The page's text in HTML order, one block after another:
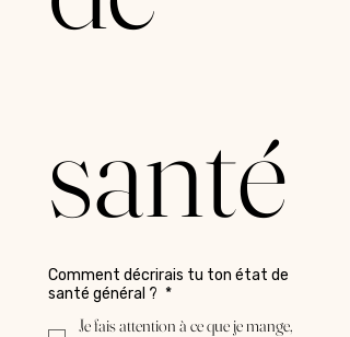
santé
Comment décrirais tu ton état de
santé général ? *
Je fais attention à ce que je mange,